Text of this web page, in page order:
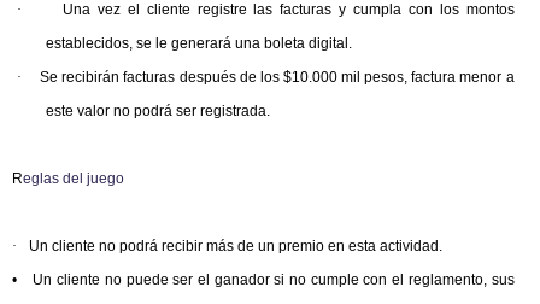
·
Una vez el cliente registre las facturas y cumpla con los montos
establecidos, se le generará una boleta digital.
·
Se recibirán facturas después de los $10.000 mil pesos, factura menor a
este valor no podrá ser registrada.
Reglas del juego
·
Un cliente no podrá recibir más de un premio en esta actividad.
•
Un cliente no puede ser el ganador si no cumple con el reglamento, sus